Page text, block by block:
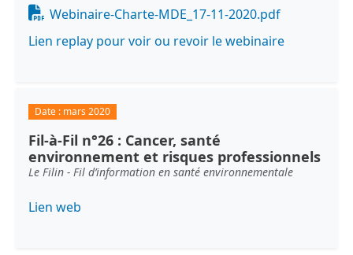
Document
Webinaire-Charte-MDE_17-11-2020.pdf
Lien replay pour voir ou revoir le webinaire
Date : mars 2020
Fil-à-Fil n°26 : Cancer, santé
environnement et risques professionnels
Le Filin - Fil d’information en santé environnementale
Lien web